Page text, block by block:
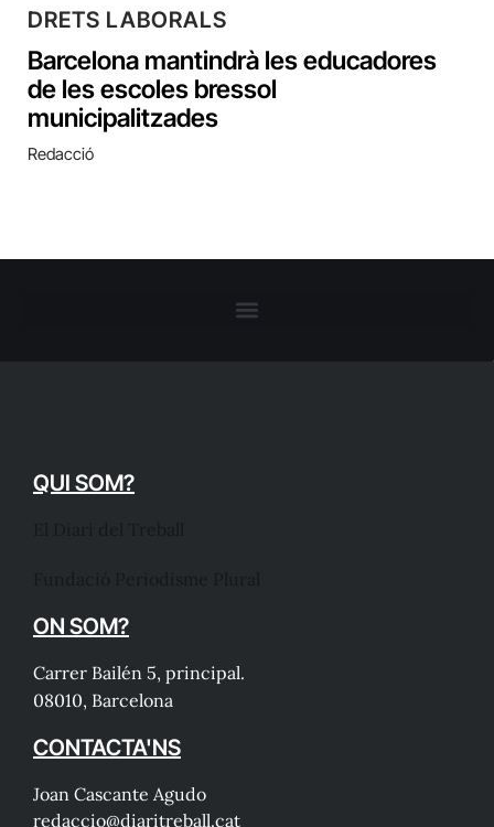
DRETS LABORALS
Barcelona mantindrà les educadores
de les escoles bressol
municipalitzades
Redacció
QUI SOM?
ON SOM?
Carrer Bailén 5, principal.
08010, Barcelona
CONTACTA'NS
Joan Cascante Agudo
redaccio@diaritreball.cat